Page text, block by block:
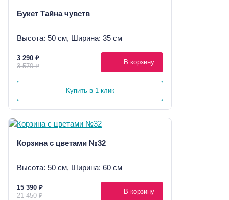
Букет Тайна чувств
Высота: 50 см, Ширина: 35 см
3 290 ₽
3 570 ₽
В корзину
Купить в 1 клик
Корзина с цветами №32
Высота: 50 см, Ширина: 60 см
15 390 ₽
21 450 ₽
В корзину